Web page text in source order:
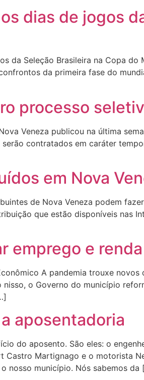
dias de jogos
da Seleção Brasileira na Copa do
da primeira fase do
processo
Veneza publicou na última
contratados em caráter
em Nova
de Nova Veneza podem
que estão disponíveis nas
emprego e renda
A pandemia trouxe novos
o Governo do município
aposentadoria
do aposento. São eles: o
Castro Martignago e o motorista
nosso município. Nós sabemos da